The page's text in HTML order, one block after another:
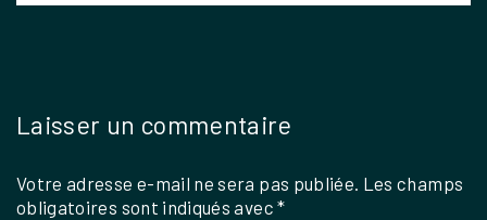
Laisser un commentaire
Votre adresse e-mail ne sera pas publiée. Les champs
obligatoires sont indiqués avec*